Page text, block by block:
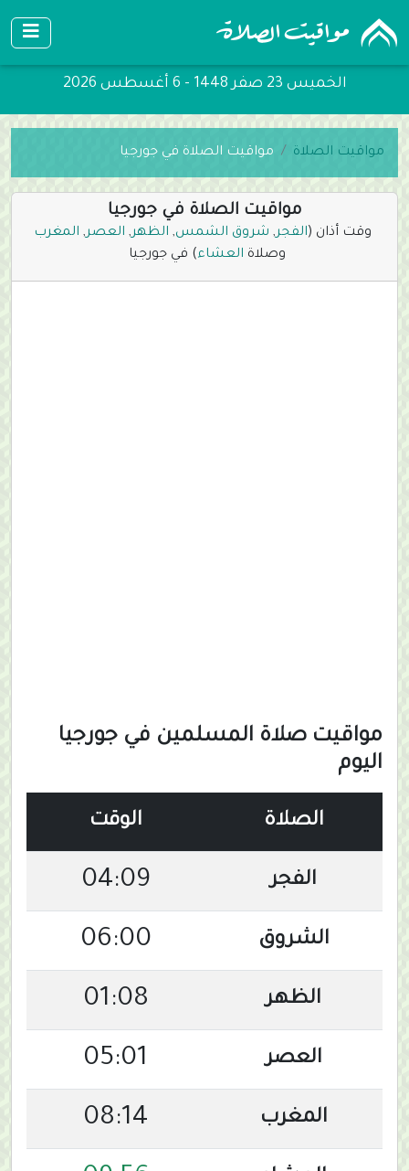
الخميس 23 صفر 1448 - 6 أغسطس 2026
مواقيت الصلاة مواقيت الصلاة في جورجيا
مواقيت الصلاة في جورجيا
وقت أذان (الفجر, شروق الشمس, الظهر, العصر, المغرب
وصلاة العشاء) في جورجيا
مواقيت صلاة المسلمين في جورجيا
اليوم
الصلاة الوقت
الفجر 04:09
الشروق 06:00
الظهر 01:08
العصر 05:01
المغرب 08:14